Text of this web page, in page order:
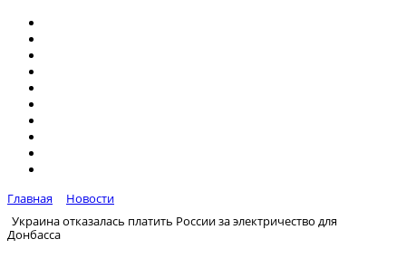
Главная
Новости
Украина отказалась платить России за электричество для
Донбасса